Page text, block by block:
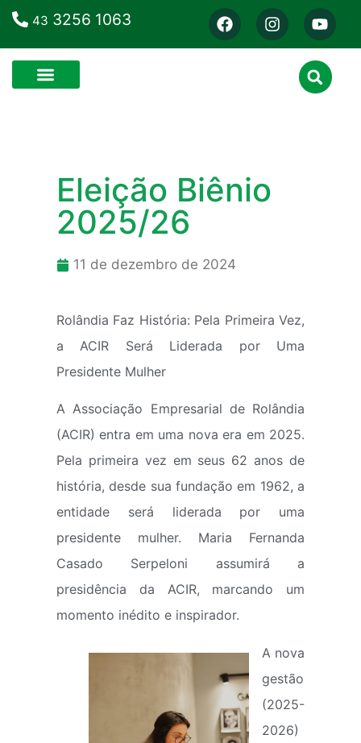
43 3256 1063
Eleição Biênio
2025/26
11 de dezembro de 2024
Rolândia Faz História: Pela Primeira Vez,
a ACIR Será Liderada por Uma
Presidente Mulher
A Associação Empresarial de Rolândia
(ACIR) entra em uma nova era em 2025.
Pela primeira vez em seus 62 anos de
história, desde sua fundação em 1962, a
entidade será liderada por uma
presidente mulher. Maria Fernanda
Casado Serpeloni assumirá a
presidência da ACIR, marcando um
momento inédito e inspirador.
A nova
gestão
(2025-
2026)